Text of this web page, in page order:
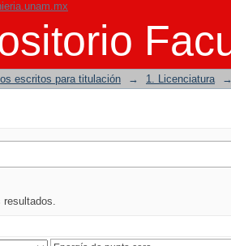
escritos para titulación → 1. Licenciatura
resultados.